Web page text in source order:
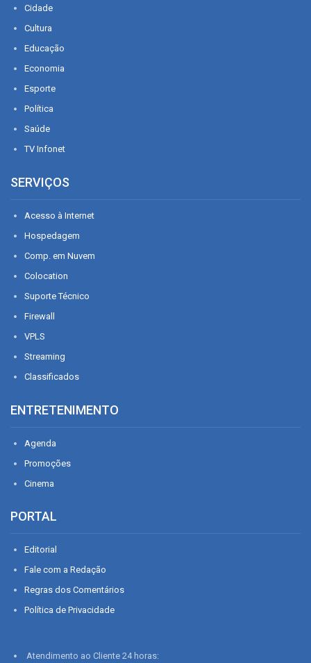
Cidade
Cultura
Educação
Economia
Esporte
Política
Saúde
TV Infonet
SERVIÇOS
Acesso à Internet
Hospedagem
Comp. em Nuvem
Colocation
Suporte Técnico
Firewall
VPLS
Streaming
Classificados
ENTRETENIMENTO
Agenda
Promoções
Cinema
PORTAL
Editorial
Fale com a Redação
Regras dos Comentários
Política de Privacidade
Atendimento ao Cliente 24 horas: